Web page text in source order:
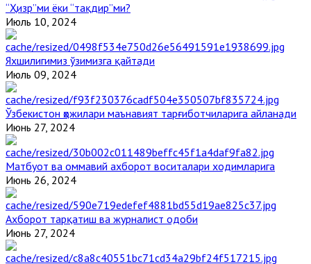
“Ҳизр”ми ёки “тақдир”ми?
Июль 10, 2024
Яхшилигимиз ўзимизга қайтади
Июль 09, 2024
Ўзбекистон ҳожилари маънавият тарғиботчиларига айланади
Июнь 27, 2024
Матбуот ва оммавий ахборот воситалари ходимларига
Июнь 26, 2024
Ахборот тарқатиш ва журналист одоби
Июнь 27, 2024